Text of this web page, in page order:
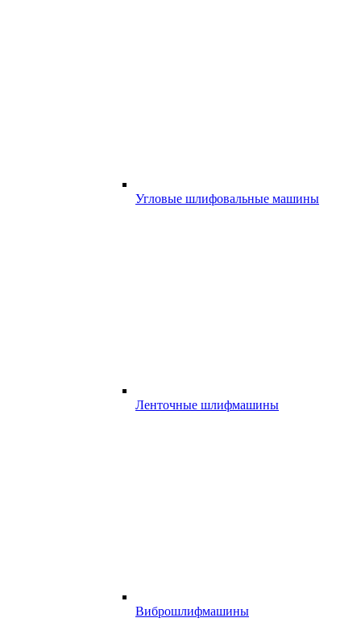
Угловые шлифовальные машины
Ленточные шлифмашины
Виброшлифмашины